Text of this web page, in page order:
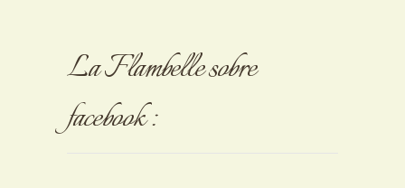
La Flambelle sobre
facebook :